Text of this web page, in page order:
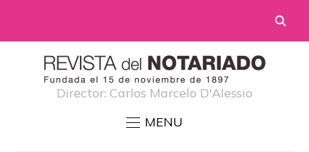
Director: Carlos Marcelo D'Alessio
MENU